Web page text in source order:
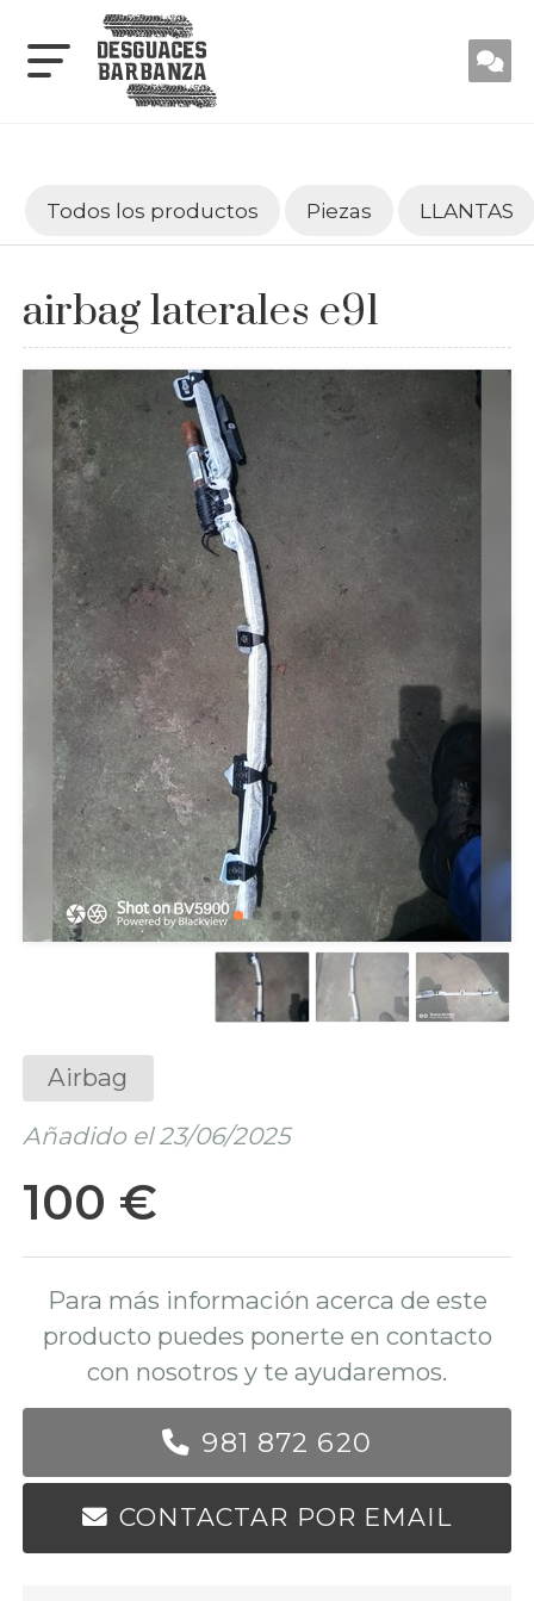
Todos los productos Piezas LLANTAS
airbag laterales e91
Airbag
Añadido el 23/06/2025
100 €
Para más información acerca de este
producto puedes ponerte en contacto
con nosotros y te ayudaremos.
981 872 620
CONTACTAR POR EMAIL